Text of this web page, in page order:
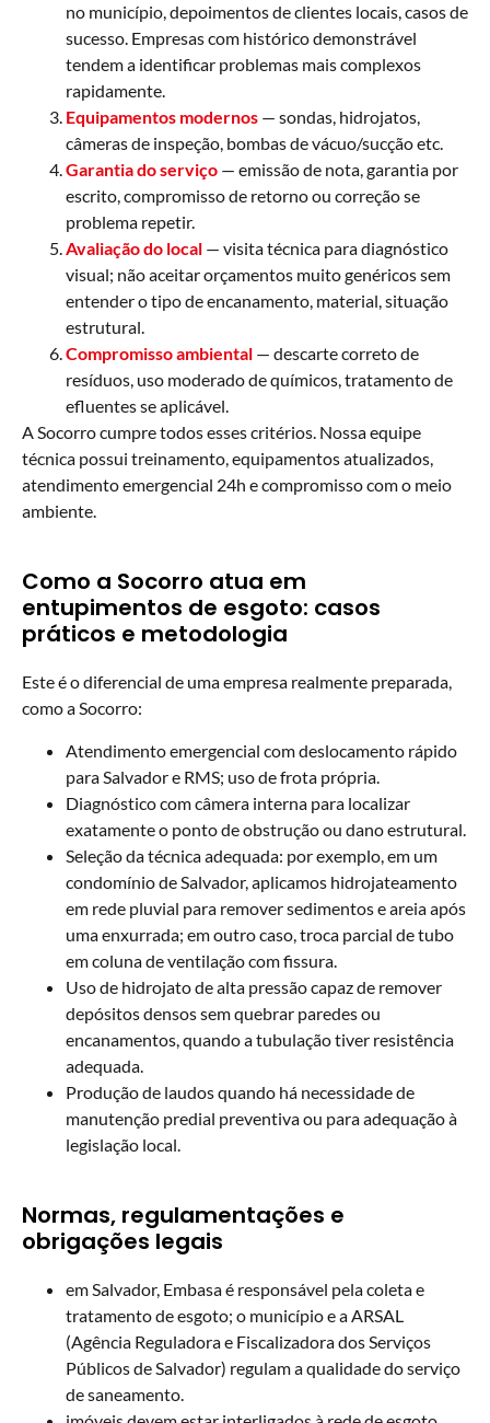
no município, depoimentos de clientes locais, casos de
sucesso. Empresas com histórico demonstrável
tendem a identificar problemas mais complexos
rapidamente.
Equipamentos modernos — sondas, hidrojatos,
câmeras de inspeção, bombas de vácuo/sucção etc.
Garantia do serviço — emissão de nota, garantia por
escrito, compromisso de retorno ou correção se
problema repetir.
Avaliação do local — visita técnica para diagnóstico
visual; não aceitar orçamentos muito genéricos sem
entender o tipo de encanamento, material, situação
estrutural.
Compromisso ambiental — descarte correto de
resíduos, uso moderado de químicos, tratamento de
efluentes se aplicável.
A Socorro cumpre todos esses critérios. Nossa equipe
técnica possui treinamento, equipamentos atualizados,
atendimento emergencial 24h e compromisso com o meio
ambiente.
Como a Socorro atua em
entupimentos de esgoto: casos
práticos e metodologia
Este é o diferencial de uma empresa realmente preparada,
como a Socorro:
Atendimento emergencial com deslocamento rápido
para Salvador e RMS; uso de frota própria.
Diagnóstico com câmera interna para localizar
exatamente o ponto de obstrução ou dano estrutural.
Seleção da técnica adequada: por exemplo, em um
condomínio de Salvador, aplicamos hidrojateamento
em rede pluvial para remover sedimentos e areia após
uma enxurrada; em outro caso, troca parcial de tubo
em coluna de ventilação com fissura.
Uso de hidrojato de alta pressão capaz de remover
depósitos densos sem quebrar paredes ou
encanamentos, quando a tubulação tiver resistência
adequada.
Produção de laudos quando há necessidade de
manutenção predial preventiva ou para adequação à
legislação local.
Normas, regulamentações e
obrigações legais
em Salvador, Embasa é responsável pela coleta e
tratamento de esgoto; o município e a ARSAL
(Agência Reguladora e Fiscalizadora dos Serviços
Públicos de Salvador) regulam a qualidade do serviço
de saneamento.